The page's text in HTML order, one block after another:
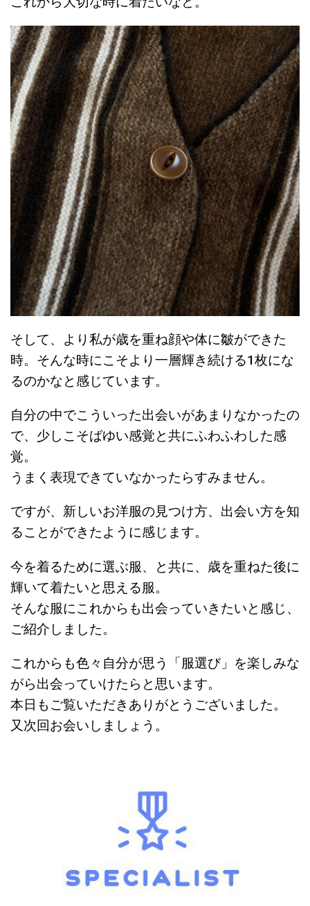
そして、より私が歳を重ね顔や体に皺ができた
時。そんな時にこそより一層輝き続ける1枚にな
るのかなと感じています。
自分の中でこういった出会いがあまりなかったの
で、少しこそばゆい感覚と共にふわふわした感
覚。
うまく表現できていなかったらすみません。
ですが、新しいお洋服の見つけ方、出会い方を知
ることができたように感じます。
今を着るために選ぶ服、と共に、歳を重ねた後に
輝いて着たいと思える服。
そんな服にこれからも出会っていきたいと感じ、
ご紹介しました。
これからも色々自分が思う「服選び」を楽しみな
がら出会っていけたらと思います。
本日もご覧いただきありがとうございました。
又次回お会いしましょう。